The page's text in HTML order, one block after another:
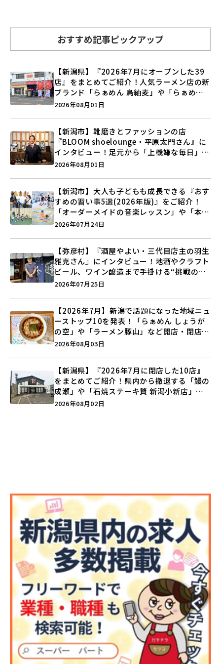
おすすめ記事ピックアップ
【新潟県】『2026年7月にオープンした39
店』をまとめてご紹介！人気ラーメン店の新
ブランド「らぁめん 鳥紬麦」や「らぁめん
しょうがの空」など盛りだくさん♪
2026年08月01日
【新潟市】靴磨きとファッションの店
『BLOOM shoelounge・平原太門さん』に
インタビュー！足元から「上機嫌な毎日」を
つくる装いの提案とは？
2026年08月01日
【新潟市】大人も子どもも成長できる『おす
すめの習い事5選(2026年版)』をご紹介！
「オーダーメイドの音楽レッスン」や「本格
キックボクシング」で新しい自分を見つけよ
2026年07月24日
【弥彦村】『酒屋やよい・三代目店主の羽生
雅克さん』にインタビュー！地酒やクラフト
ビール、ワイン醸造まで手掛ける“挑戦の歴
史”に迫る♪
2026年07月25日
【2026年7月】新潟で話題になった地域ニュ
ーストップ10を発表！「らぁめん しょうが
の空」や「ラーメン豚山」など開店・閉店の
注目記事をランキングでご紹介♪
2026年08月03日
【新潟県】『2026年7月に閉店した10店』
をまとめてご紹介！県内から撤退する「鰻の
成瀬」や「石焼ステーキ贅 新潟小新店」が
営業に幕…。
2026年08月02日